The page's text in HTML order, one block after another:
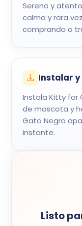
Sereno y
calma y rara
comprando o
Instalar
Instala Kitty for
de mascota y
Gato Negro
instante.
Listo